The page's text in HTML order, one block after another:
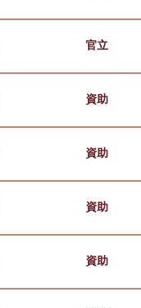
官立
資助
資助
資助
資助